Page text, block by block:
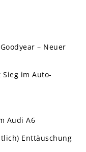
– Neuer
im Auto-
Audi A6
Enttäuschung